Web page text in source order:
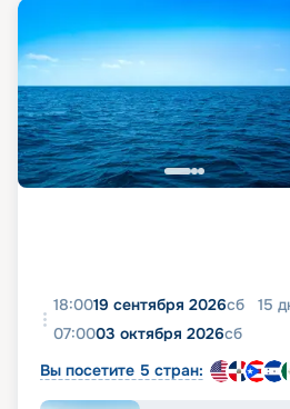
18:0019 сентября 2026сб 15
07:0003 октября 2026сб
Вы посетите 5 стран: